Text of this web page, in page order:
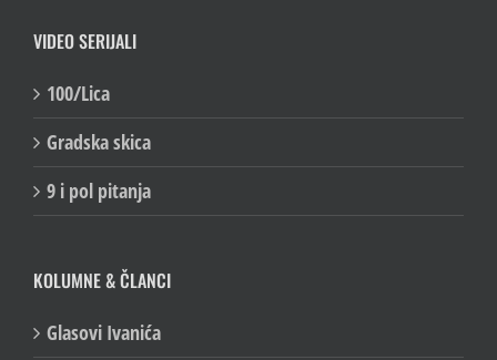
VIDEO SERIJALI
100/Lica
Gradska skica
9 i pol pitanja
KOLUMNE & ČLANCI
Glasovi Ivanića